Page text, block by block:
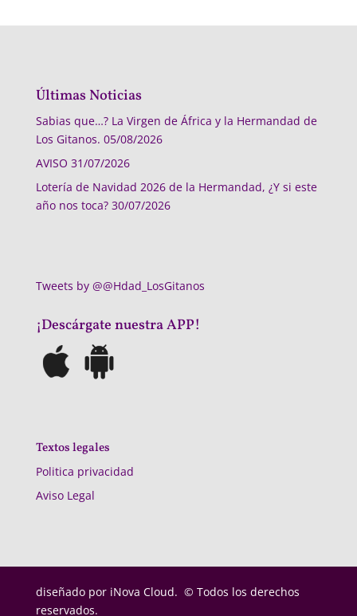
Últimas Noticias
Sabias que…? La Virgen de África y la Hermandad de
Los Gitanos. 05/08/2026
AVISO 31/07/2026
Lotería de Navidad 2026 de la Hermandad, ¿Y si este
año nos toca? 30/07/2026
Tweets by @@Hdad_LosGitanos
¡Descárgate nuestra APP!
Textos legales
Politica privacidad
Aviso Legal
diseñado por iNova Cloud. © Todos los derechos
reservados.